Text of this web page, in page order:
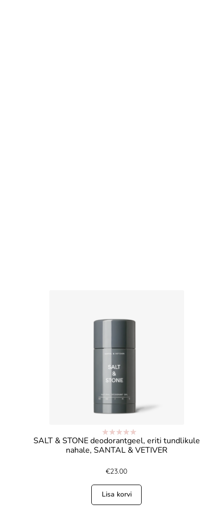
SALT & STONE deodorantgeel, eriti tundlikule
nahale, SANTAL & VETIVER
Hinnanguga
4.80/ 5
€23.00
Lisa korvi